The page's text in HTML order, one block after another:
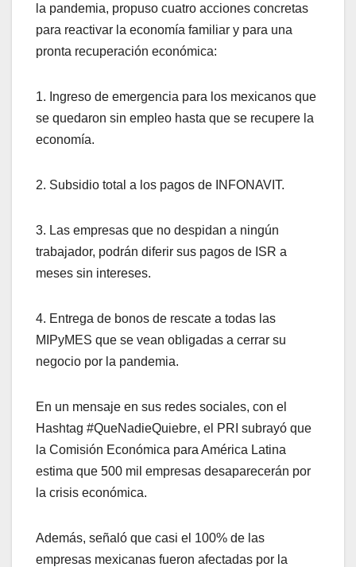
la pandemia, propuso cuatro acciones concretas
para reactivar la economía familiar y para una
pronta recuperación económica:
1. Ingreso de emergencia para los mexicanos que
se quedaron sin empleo hasta que se recupere la
economía.
2. Subsidio total a los pagos de INFONAVIT.
3. Las empresas que no despidan a ningún
trabajador, podrán diferir sus pagos de ISR a
meses sin intereses.
4. Entrega de bonos de rescate a todas las
MIPyMES que se vean obligadas a cerrar su
negocio por la pandemia.
En un mensaje en sus redes sociales, con el
Hashtag #QueNadieQuiebre, el PRI subrayó que
la Comisión Económica para América Latina
estima que 500 mil empresas desaparecerán por
la crisis económica.
Además, señaló que casi el 100% de las
empresas mexicanas fueron afectadas por la